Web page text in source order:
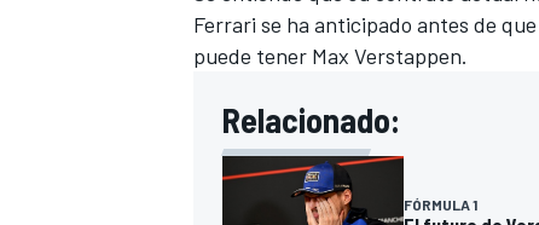
Ferrari se ha anticipado antes de
puede tener Max Verstappen.
Relacionado:
FÓRMULA 1